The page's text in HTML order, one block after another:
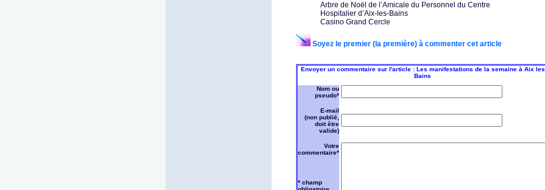
Arbre de Noël de l’Amicale du Personnel du Centre
Hospitalier d’Aix-les-Bains
Casino Grand Cercle
Soyez le premier (la première) à commenter cet article
Envoyer un commentaire sur l'article : Les manifestations de la semaine à Aix les
Bains
Nom ou
pseudo*
E-mail
(non publié,
doit être
valide)
Votre
commentaire*
* champ